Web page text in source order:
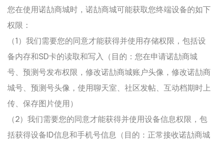
您在使用诺劼商城时，诺劼商城可能获取您终端设备的如下
权限：
（1）我们需要您的同意才能获得并使用存储权限，包括设
备内存和SD卡的读取和写入（目的：您在申请诺劼商城
号、预测号发布权限，修改诺劼商城账户头像，修改诺劼商
城号、预测号头像，使用聊天室、社区发帖、互动档期时上
传、保存图片使用）
（2）我们需要您的同意才能获得并使用设备信息权限，包
括获得设备ID信息和手机号信息（目的：正常接收诺劼商城